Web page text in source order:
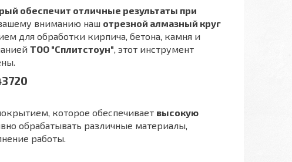
обеспечит отличные результаты при
вниманию наш отрезной алмазный круг
для обработки кирпича, бетона, камня и
ТОО "Сплитстоун", этот инструмент
которое обеспечивает высокую
обрабатывать различные материалы,
работы.